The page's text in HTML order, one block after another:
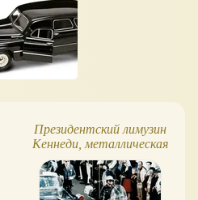
Президентский лимузин
Кеннеди, металлическая
машина